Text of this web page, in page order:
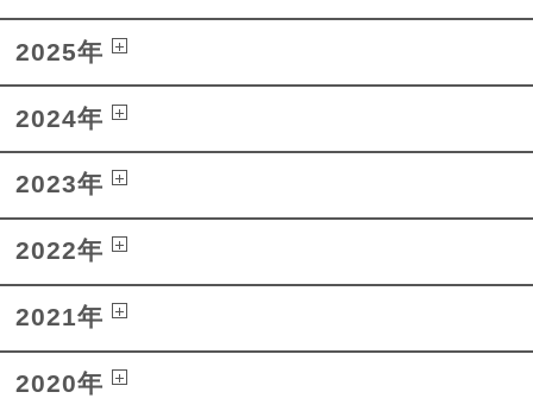
2025年
2024年
2023年
2022年
2021年
2020年